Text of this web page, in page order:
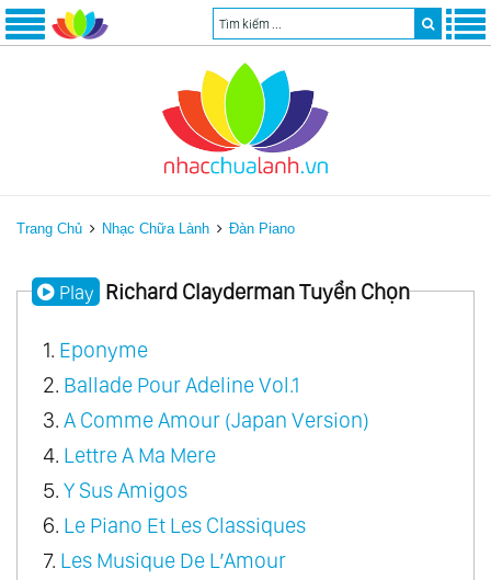
Trang Chủ Nhạc Chữa Lành Đàn Piano
Play Richard Clayderman Tuyển Chọn
1. Eponyme
2. Ballade Pour Adeline Vol.1
3. A Comme Amour (Japan Version)
4. Lettre A Ma Mere
5. Y Sus Amigos
6. Le Piano Et Les Classiques
7. Les Musique De L’Amour